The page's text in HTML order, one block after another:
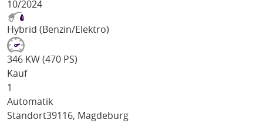
10/2024
Hybrid (Benzin/Elektro)
346 KW (470 PS)
Kauf
1
Automatik
Standort39116, Magdeburg